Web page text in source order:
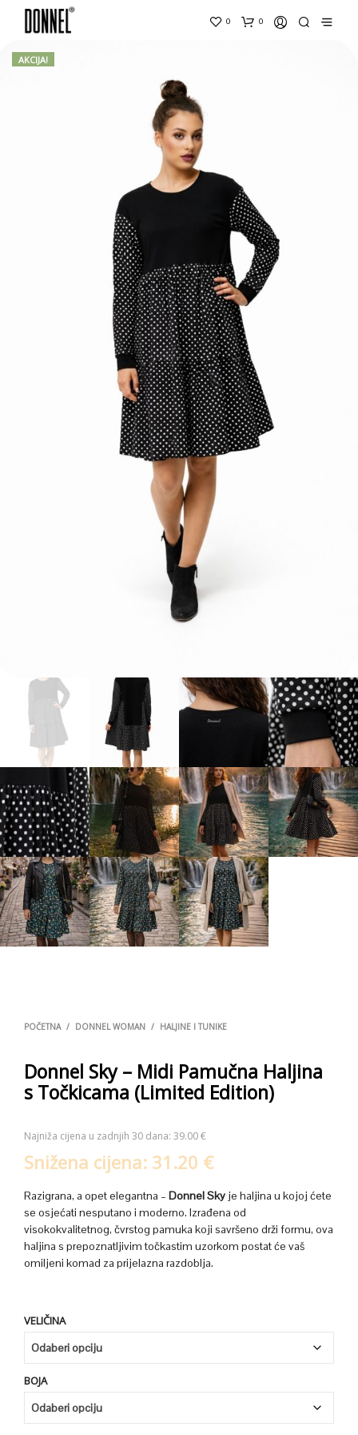
0 0
AKCIJA!
POČETNA / DONNEL WOMAN / HALJINE I TUNIKE
Donnel Sky – Midi Pamučna Haljina
s Točkicama (Limited Edition)
Najniža cijena u zadnjih 30 dana: 39.00€
Snižena cijena: 31.20 €
Razigrana, a opet elegantna – Donnel Sky je haljina u kojoj ćete
se osjećati nesputano i moderno. Izrađena od
visokokvalitetnog, čvrstog pamuka koji savršeno drži formu, ova
haljina s prepoznatljivim točkastim uzorkom postat će vaš
omiljeni komad za prijelazna razdoblja.
VELIČINA
BOJA